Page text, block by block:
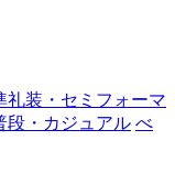
礼装・セミフォーマ
段・カジュアル べ